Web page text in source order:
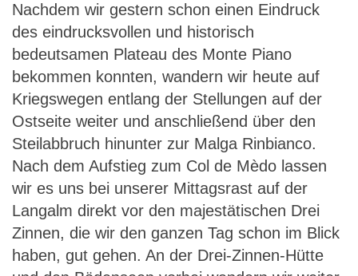
Nachdem wir gestern schon einen Eindruck
des eindrucksvollen und historisch
bedeutsamen Plateau des Monte Piano
bekommen konnten, wandern wir heute auf
Kriegswegen entlang der Stellungen auf der
Ostseite weiter und anschließend über den
Steilabbruch hinunter zur Malga Rinbianco.
Nach dem Aufstieg zum Col de Mèdo lassen
wir es uns bei unserer Mittagsrast auf der
Langalm direkt vor den majestätischen Drei
Zinnen, die wir den ganzen Tag schon im Blick
haben, gut gehen. An der Drei-Zinnen-Hütte